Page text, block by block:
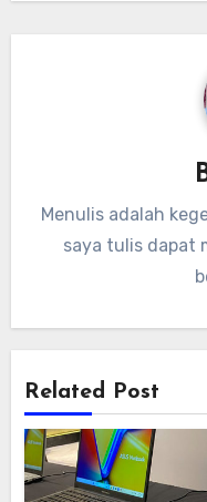
Menulis adalah
saya tulis dapat
Related Post